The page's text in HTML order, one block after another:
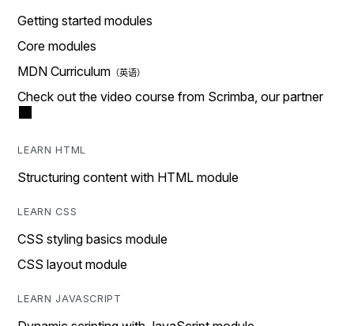
Getting started modules
Core modules
MDN Curriculum
Check out the video course from Scrimba, our partner
LEARN HTML
Structuring content with HTML module
LEARN CSS
CSS styling basics module
CSS layout module
LEARN JAVASCRIPT